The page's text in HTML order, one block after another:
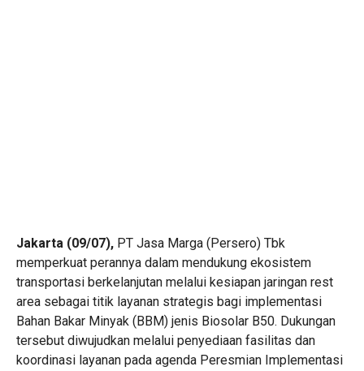
Jakarta (09/07), PT Jasa Marga (Persero) Tbk
memperkuat perannya dalam mendukung ekosistem
transportasi berkelanjutan melalui kesiapan jaringan rest
area sebagai titik layanan strategis bagi implementasi
Bahan Bakar Minyak (BBM) jenis Biosolar B50. Dukungan
tersebut diwujudkan melalui penyediaan fasilitas dan
koordinasi layanan pada agenda Peresmian Implementasi